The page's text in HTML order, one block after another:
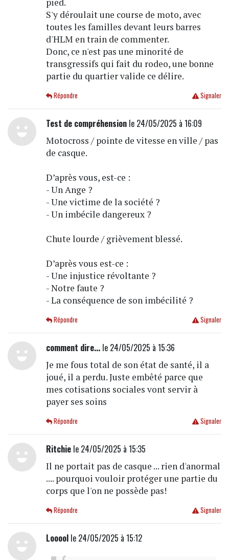
pied.
S'y déroulait une course de moto, avec
toutes les familles devant leurs barres
d'HLM en train de commenter.
Donc, ce n'est pas une minorité de
transgressifs qui fait du rodeo, une bonne
partie du quartier valide ce délire.
Signaler
Répondre
Test de compréhensionle 24/05/2025 à 16:09
Motocross / pointe de vitesse en ville / pas
de casque.
D’après vous, est-ce :
- Un Ange ?
- Une victime de la société ?
- Un imbécile dangereux ?
Chute lourde / grièvement blessé.
D’après vous est-ce :
- Une injustice révoltante ?
- Notre faute ?
- La conséquence de son imbécilité ?
Signaler
Répondre
comment dire...le 24/05/2025 à 15:36
Je me fous total de son état de santé, il a
joué, il a perdu. Juste embêté parce que
mes cotisations sociales vont servir à
payer ses soins
Signaler
Répondre
Ritchiele 24/05/2025 à 15:35
Il ne portait pas de casque ... rien d'anormal
.... pourquoi vouloir protéger une partie du
corps que l'on ne possède pas!
Signaler
Répondre
Loooolle 24/05/2025 à 15:12